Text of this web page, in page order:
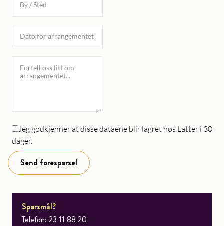
Jeg godkjenner at disse dataene blir lagret hos Latter i 30
dager.
Send forespørsel
Spørsmål?
Telefon: 23 11 88 20